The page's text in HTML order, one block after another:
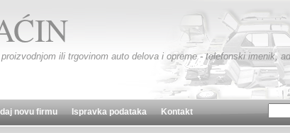
ili trgovinom auto delova i opreme - telefonski imenik,
novu firmu Ispravka podataka Kontakt